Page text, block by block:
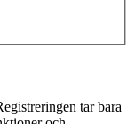
tar bara